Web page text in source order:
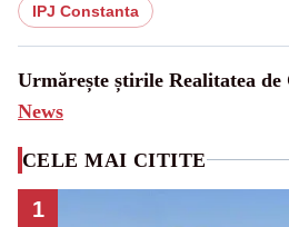
IPJ Constanta
Urmărește știrile Realitatea de
News
CELE MAI CITITE
1